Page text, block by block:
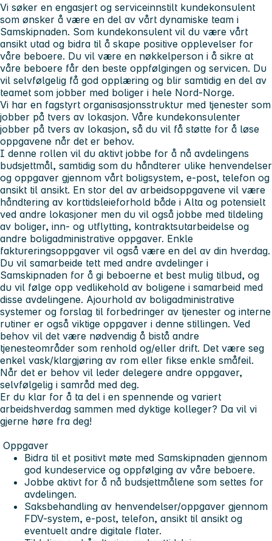
Vi søker en engasjert og serviceinnstilt kundekonsulent
som ønsker å være en del av vårt dynamiske team i
Samskipnaden. Som kundekonsulent vil du være vårt
ansikt utad og bidra til å skape positive opplevelser for
våre beboere. Du vil være en nøkkelperson i å sikre at
våre beboere får den beste oppfølgingen og servicen. Du
vil selvfølgelig få god opplæring og blir samtidig en del av
teamet som jobber med boliger i hele Nord-Norge.
Vi har en fagstyrt organisasjonsstruktur med tjenester som
jobber på tvers av lokasjon. Våre kundekonsulenter
jobber på tvers av lokasjon, så du vil få støtte for å løse
oppgavene når det er behov.
I denne rollen vil du aktivt jobbe for å nå avdelingens
budsjettmål, samtidig som du håndterer ulike henvendelser
og oppgaver gjennom vårt boligsystem, e-post, telefon og
ansikt til ansikt. En stor del av arbeidsoppgavene vil være
håndtering av korttidsleieforhold både i Alta og potensielt
ved andre lokasjoner men du vil også jobbe med tildeling
av boliger, inn- og utflytting, kontraktsutarbeidelse og
andre boligadministrative oppgaver. Enkle
faktureringsoppgaver vil også være en del av din hverdag.
Du vil samarbeide tett med andre avdelinger i
Samskipnaden for å gi beboerne et best mulig tilbud, og
du vil følge opp vedlikehold av boligene i samarbeid med
disse avdelingene. Ajourhold av boligadministrative
systemer og forslag til forbedringer av tjenester og interne
rutiner er også viktige oppgaver i denne stillingen. Ved
behov vil det være nødvendig å bistå andre
tjenesteområder som renhold og/eller drift. Det være seg
enkel vask/klargjøring av rom eller fikse enkle småfeil.
Når det er behov vil leder delegere andre oppgaver,
selvfølgelig i samråd med deg.
Er du klar for å ta del i en spennende og variert
arbeidshverdag sammen med dyktige kolleger? Da vil vi
gjerne høre fra deg!
Oppgaver
Bidra til et positivt møte med Samskipnaden gjennom
god kundeservice og oppfølging av våre beboere.
Jobbe aktivt for å nå budsjettmålene som settes for
avdelingen.
Saksbehandling av henvendelser/oppgaver gjennom
FDV-system, e-post, telefon, ansikt til ansikt og
eventuelt andre digitale flater.